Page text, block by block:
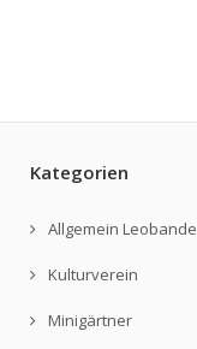
Kategorien
Allgemein Leobande
Kulturverein
Minigärtner